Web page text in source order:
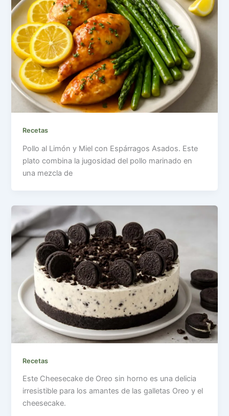
Recetas
Pollo al Limón y Miel con Espárragos Asados. Este
plato combina la jugosidad del pollo marinado en
una mezcla de
Recetas
Este Cheesecake de Oreo sin horno es una delicia
irresistible para los amantes de las galletas Oreo y el
cheesecake.